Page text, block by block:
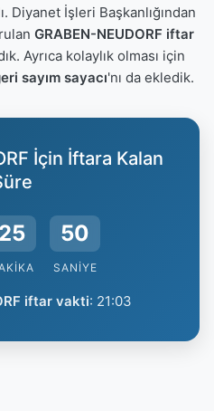
Diyanet İşleri Başkanlığından
GRABEN-NEUDORF iftar
Ayrıca kolaylık olması için
sayım sayacı'nı da ekledik.
İçin İftara Kalan
25 49
SANIYE
iftar vakti: 21:03